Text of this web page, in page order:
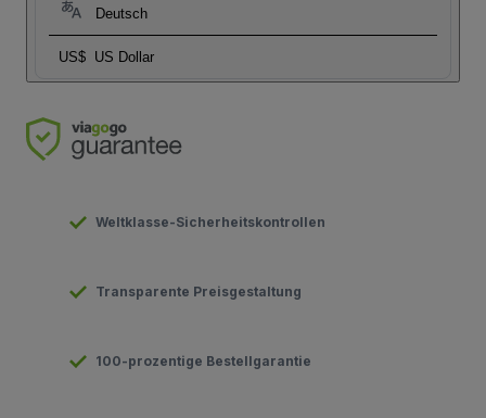
Deutsch
US$ US Dollar
Weltklasse-Sicherheitskontrollen
Transparente Preisgestaltung
100-prozentige Bestellgarantie